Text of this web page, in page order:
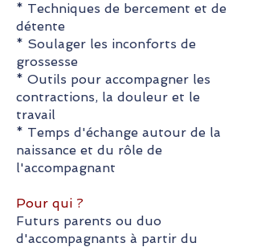
* Techniques de bercement et de
détente
* Soulager les inconforts de
grossesse
* Outils pour accompagner les
contractions, la douleur et le
travail
* Temps d'échange autour de la
naissance et du rôle de
l'accompagnant
Pour qui ?
Futurs parents ou duo
d'accompagnants à partir du